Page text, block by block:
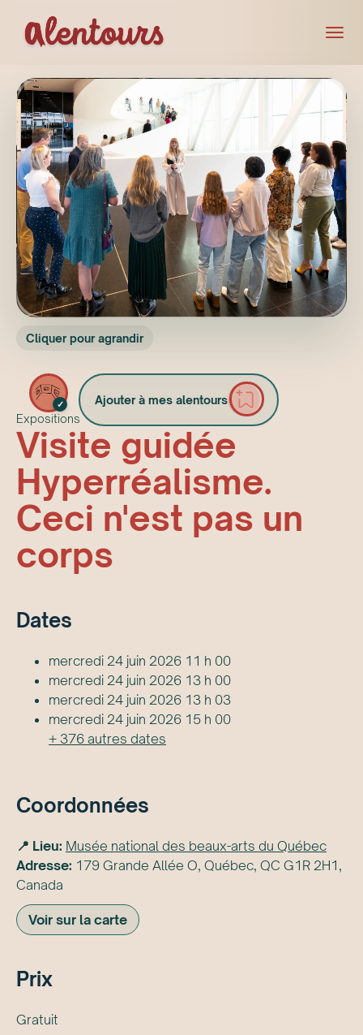
Cliquer pour agrandir
✓
Expositions
Ajouter à mes alentours
Visite guidée
Hyperréalisme.
Ceci n'est pas un
corps
Dates
mercredi 24 juin 2026 11 h 00
mercredi 24 juin 2026 13 h 00
mercredi 24 juin 2026 13 h 03
mercredi 24 juin 2026 15 h 00
+ 376 autres dates
Coordonnées
📍 Lieu: Musée national des beaux-arts du Québec
Adresse: 179 Grande Allée O, Québec, QC G1R 2H1,
Canada
Voir sur la carte
Prix
Gratuit